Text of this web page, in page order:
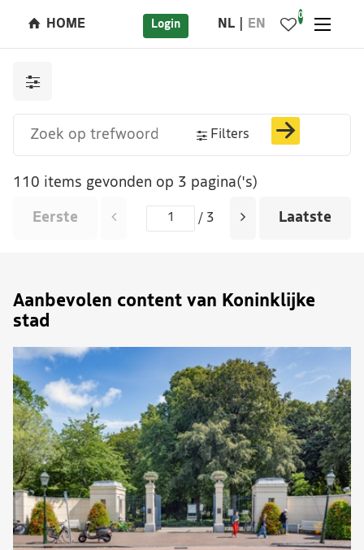
HOME Login NL EN
0
Filters
110 items gevonden op 3 pagina('s)
Eerste / 3 Laatste
Aanbevolen content van Koninklijke
stad